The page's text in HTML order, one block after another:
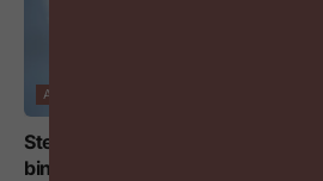
ARBEIDSMARKT
Steeds meer
binnen het eerste jaar